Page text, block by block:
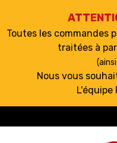
Toutes les commandes
traitées à
Nous vous